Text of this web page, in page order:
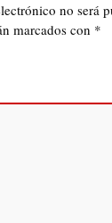
no será
marcados con *